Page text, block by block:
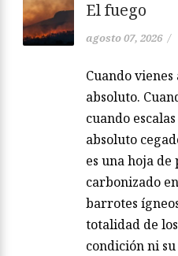
El fuego
agosto 07, 2026 /
Cuando
absoluto.
cuando
absoluto
es una hoja
carbonizado
barrotes
totalidad de
condición ni